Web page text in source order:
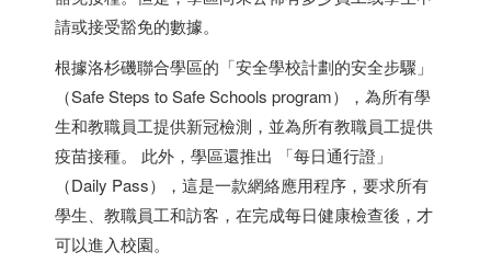
請或接受豁免的數據。
根據洛杉磯聯合學區的「安全學校計劃的安全步驟」
（Safe Steps to Safe Schools program），為所有學
生和教職員工提供新冠檢測，並為所有教職員工提供
疫苗接種。 此外，學區還推出 「每日通行證」
（Daily Pass），這是一款網絡應用程序，要求所有
學生、教職員工和訪客，在完成每日健康檢查後，才
可以進入校園。